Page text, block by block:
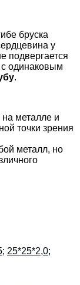
бруска
у
подвергается
одинаковым
.
металле и
точки зрения
металл, но
; 25*25*2,0;